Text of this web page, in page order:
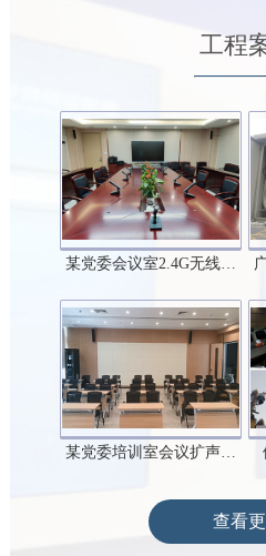
工程
某党委会议室2.4G无线…
某党委培训室会议扩声…
查看